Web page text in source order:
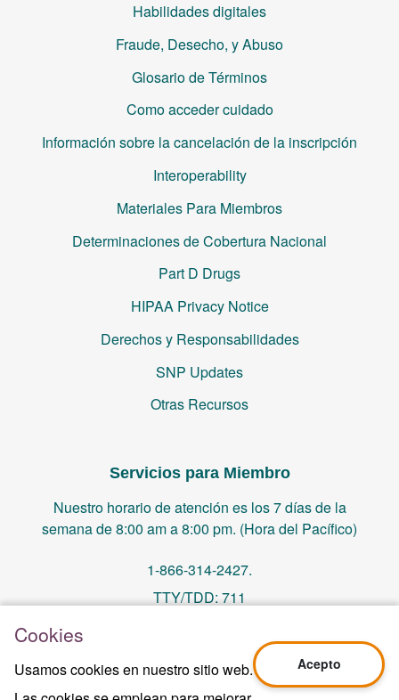
Cookies
Usamos cookies en nuestro sitio web.
Acepto
Habilidades digitales
Fraude, Desecho, y Abuso
Glosario de Términos
Como acceder cuidado
Información sobre la cancelación de la inscripción
Interoperability
Materiales Para Miembros
Determinaciones de Cobertura Nacional
Part D Drugs
HIPAA Privacy Notice
Derechos y Responsabilidades
SNP Updates
Otras Recursos
Servicios para Miembro
Nuestro horario de atención es los 7 días de la
semana de 8:00 am a 8:00 pm. (Hora del Pacífico)
1-866-314-2427.
TTY/TDD: 711
memberservices@centralhealthplan.com